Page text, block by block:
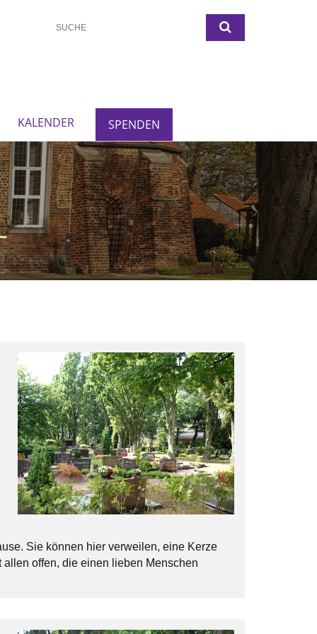
KALENDER SPENDEN
Sie können hier verweilen, eine Kerze
offen, die einen lieben Menschen